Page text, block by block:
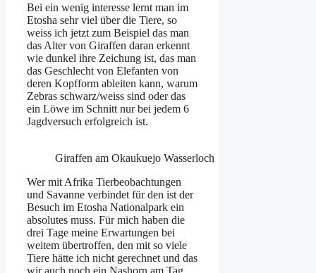
Bei ein wenig interesse lernt man im
Etosha sehr viel über die Tiere, so
weiss ich jetzt zum Beispiel das man
das Alter von Giraffen daran erkennt
wie dunkel ihre Zeichung ist, das man
das Geschlecht von Elefanten von
deren Kopfform ableiten kann, warum
Zebras schwarz/weiss sind oder das
ein Löwe im Schnitt nur bei jedem 6
Jagdversuch erfolgreich ist.
Giraffen am Okaukuejo Wasserloch
Wer mit Afrika Tierbeobachtungen
und Savanne verbindet für den ist der
Besuch im Etosha Nationalpark ein
absolutes muss. Für mich haben die
drei Tage meine Erwartungen bei
weitem übertroffen, den mit so viele
Tiere hätte ich nicht gerechnet und das
wir auch noch ein Nashorn am Tag